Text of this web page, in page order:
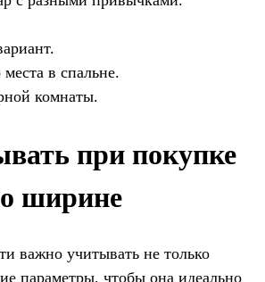
в спальне.
комнаты.
при покупке
ширине
важно учитывать не только
параметры, чтобы она идеально